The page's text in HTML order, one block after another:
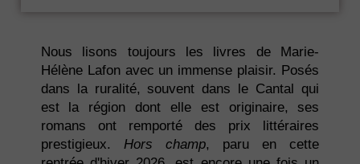
Nous lisons toujours les livres de Marie-
Hélène Lafon avec un immense plaisir. Posés
dans la ruralité, souvent dans le Cantal qui
est la région dont elle est originaire, ses
romans ont remporté des prix littéraires
prestigieux. Hors champ, paru en cette